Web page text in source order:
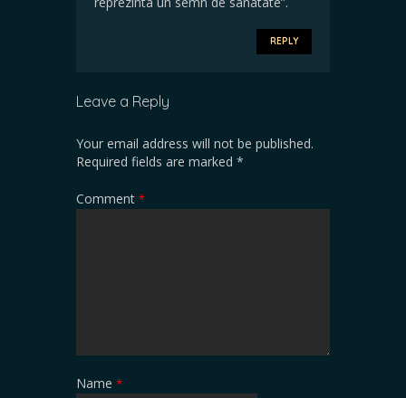
REPLY
Leave a Reply
Your email address will not be published.
Required fields are marked *
Comment *
Name *